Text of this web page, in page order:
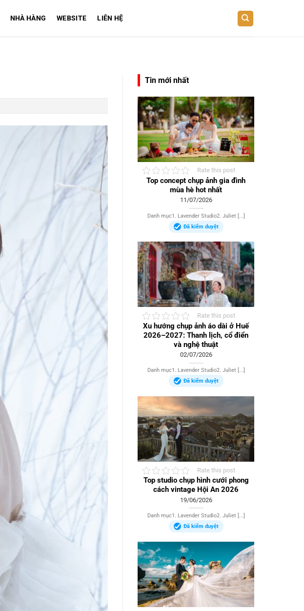
NHÀ HÀNG WEBSITE LIÊN HỆ
Tin mới nhất
Rate this post
Top concept chụp ảnh gia đình
mùa hè hot nhất
11/07/2026
Danh mục1. Lavender Studio2. Juliet [...]
Đã kiểm duyệt
Rate this post
Xu hướng chụp ảnh áo dài ở Huế
2026–2027: Thanh lịch, cổ điển
và nghệ thuật
02/07/2026
Danh mục1. Lavender Studio2. Juliet [...]
Đã kiểm duyệt
Rate this post
Top studio chụp hình cưới phong
cách vintage Hội An 2026
19/06/2026
Danh mục1. Lavender Studio2. Juliet [...]
Đã kiểm duyệt